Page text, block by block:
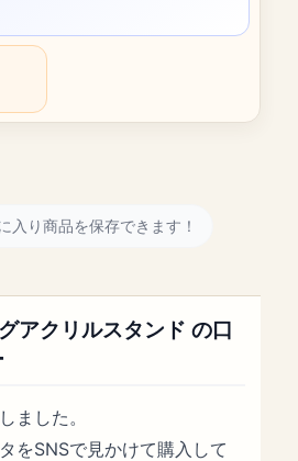
入り商品を保存できます！
アクリルスタンド の口
ました。
をSNSで見かけて購入して